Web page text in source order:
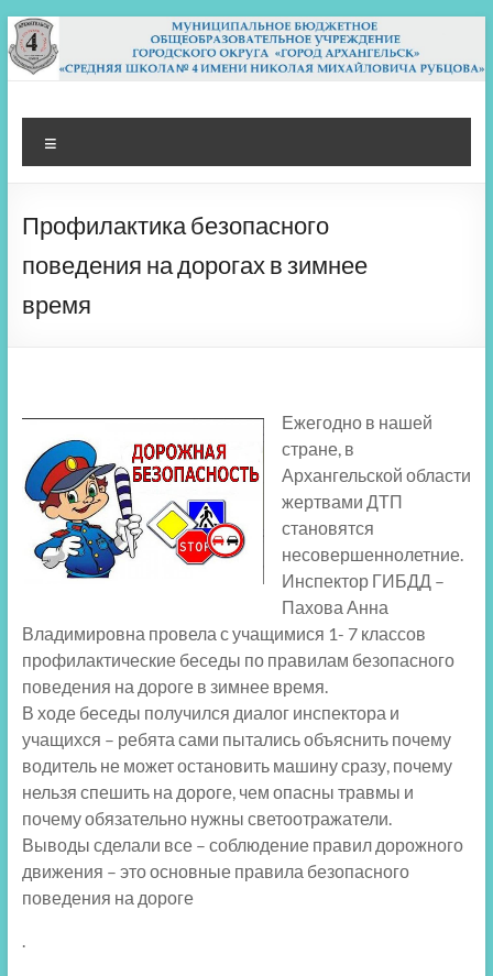
Перейти
к
содержимому
МБОУ СШ 4
Архангельск
Профилактика безопасного
поведения на дорогах в зимнее
время
Ежегодно в нашей
стране, в
Архангельской области
жертвами ДТП
становятся
несовершеннолетние.
Инспектор ГИБДД –
Пахова Анна
Владимировна провела с учащимися 1- 7 классов
профилактические беседы по правилам безопасного
поведения на дороге в зимнее время.
В ходе беседы получился диалог инспектора и
учащихся – ребята сами пытались объяснить почему
водитель не может остановить машину сразу, почему
нельзя спешить на дороге, чем опасны травмы и
почему обязательно нужны светоотражатели.
Выводы сделали все – соблюдение правил дорожного
движения – это основные правила безопасного
поведения на дороге
.